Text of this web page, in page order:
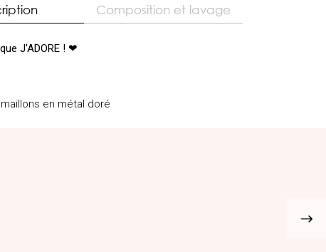
Composition et lavage
J'ADORE ! ❤
en métal doré